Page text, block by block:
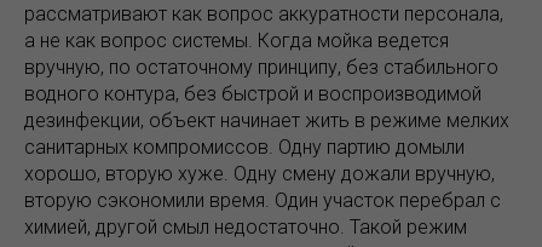
рассматривают как вопрос аккуратности персонала,
а не как вопрос системы. Когда мойка ведется
вручную, по остаточному принципу, без стабильного
водного контура, без быстрой и воспроизводимой
дезинфекции, объект начинает жить в режиме мелких
санитарных компромиссов. Одну партию домыли
хорошо, вторую хуже. Одну смену дожали вручную,
вторую сэкономили время. Один участок перебрал с
химией, другой смыл недостаточно. Такой режим